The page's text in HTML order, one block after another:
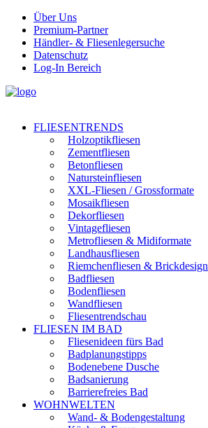
Über Uns
Premium-Partner
Händler- & Fliesenlegersuche
Datenschutz
Log-In Bereich
FLIESENTRENDS
Holzoptikfliesen
Zementfliesen
Betonfliesen
Natursteinfliesen
XXL-Fliesen / Grossformate
Mosaikfliesen
Dekorfliesen
Vintagefliesen
Metrofliesen & Midiformate
Landhausfliesen
Riemchenfliesen & Brickdesign
Badfliesen
Bodenfliesen
Wandfliesen
Fliesentrendschau
FLIESEN IM BAD
Fliesenideen fürs Bad
Badplanungstipps
Bodenebene Dusche
Badsanierung
Barrierefreies Bad
WOHNWELTEN
Wand- & Bodengestaltung